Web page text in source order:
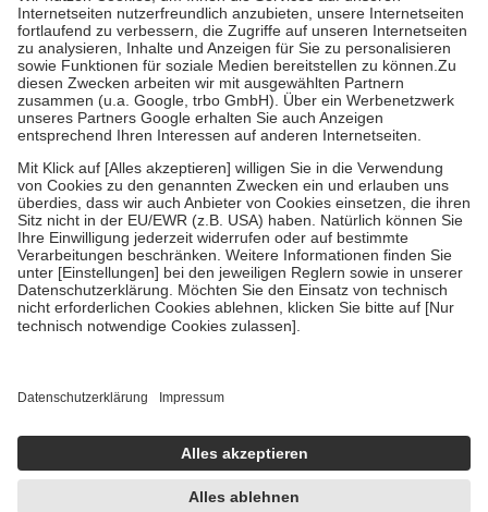
Kosten der Leistung zu entrichten.
Diese Regeln gelten grundsätzlich auch für Online-Apotheken.
Bei Heilmitteln und häuslicher Krankenpflege beträgt die
Zuzahlung zehn Prozent der Kosten sowie zehn Euro je
Verordnung.
Um das Engagement der Versicherten für ihre eigene Gesundheit zu
stärken und die besondere Stellung der Familie zu unterstützen,
fallenkeine Zuzahlungenan bei:
• Kindern und Jugendlichen bis zum vollendeten 18. Lebensjahr
mit Ausnahme der Fahrkosten
• Untersuchungen zur Vorsorge und Früherkennung, die von der
GKV getragen werden
• empfohlenen Schutzimpfungen
• Harn- und Blutteststreifen
getroffen, um sicherzustellen, dass es sich um echte Bewertungen
https://help.etrusted.com/hc/de/articles/4419944605341
Einige Bilder und Inhalte wurden unter Zuhilfenahme künstlicher